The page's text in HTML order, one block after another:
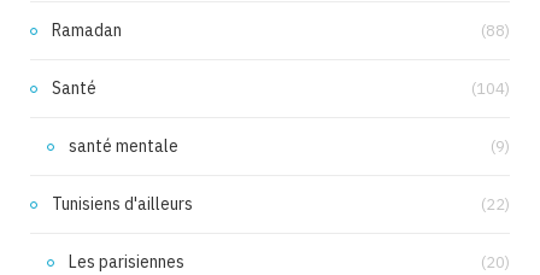
Ramadan (88)
Santé (104)
santé mentale (9)
Tunisiens d'ailleurs (22)
Les parisiennes (20)